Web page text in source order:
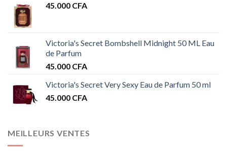
45.000 CFA
Victoria's Secret Bombshell Midnight 50 ML Eau
de Parfum
45.000 CFA
Victoria's Secret Very Sexy Eau de Parfum 50 ml
45.000 CFA
MEILLEURS VENTES